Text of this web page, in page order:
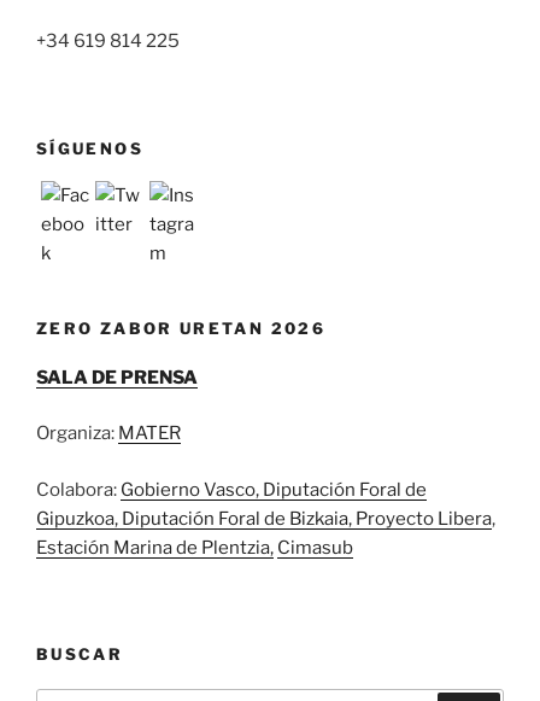
+34 619 814 225
SÍGUENOS
ZERO ZABOR URETAN 2026
SALA DE PRENSA
Organiza: MATER
Colabora: Gobierno Vasco, Diputación Foral de
Gipuzkoa, Diputación Foral de Bizkaia, Proyecto Libera,
Estación Marina de Plentzia, Cimasub
BUSCAR